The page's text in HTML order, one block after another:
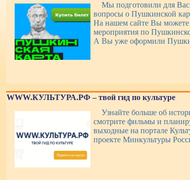
Мы подготовили для Вас
вопросы о Пушкинской
На нашем сайте Вы можете
мероприятия по
А Вы уже оформили
WWW.КУЛЬТУРА.РФ – твой гид по культуре
Узнайте больше об
смотрите фильмы и
выходные на портале
проекте Минкультуры